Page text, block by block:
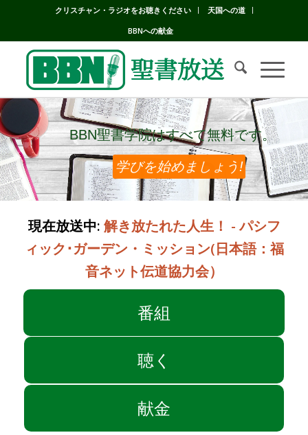
クリスチャン・ラジオをお聴きください
天国への道
BBNへの献金
BBN聖書学院はすべて無料です。
BBN聖書学院はすべて無料です。
学びを始めましょう!
現在放送中: 解き放たれた人生！ - パシフ
ィック･ガーデン・ミッション(日本語：福
音ネット伝道協力会）
番組
聴く
献金